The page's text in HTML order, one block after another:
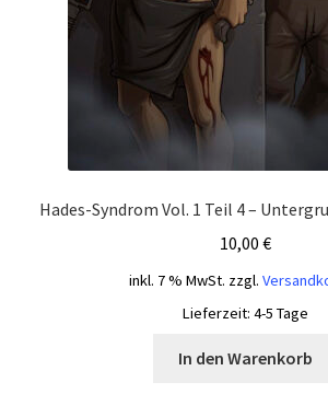
Hades-Syndrom Vol. 1 Teil 4 –
10,00 €
inkl. 7 % MwSt. zzgl.
Lieferzeit: 4-5 Tage
In den Warenkorb